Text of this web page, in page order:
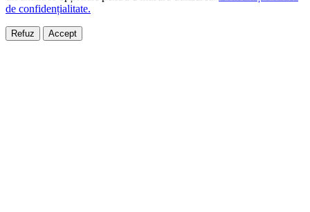
de confidențialitate.
Refuz Accept